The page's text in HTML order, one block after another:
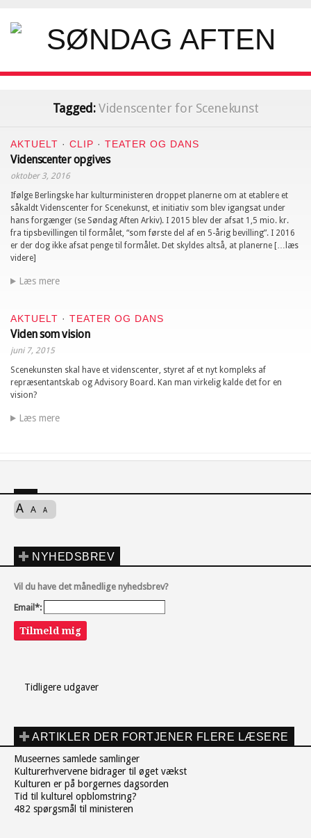
Tagged:Videnscenter for Scenekunst
AKTUELT · CLIP · TEATER OG DANS
Videnscenter opgives
oktober 3, 2016
Ifølge Berlingske har kulturministeren droppet planerne om at etablere et
såkaldt Videnscenter for Scenekunst, et initiativ som blev igangsat under
hans forgænger (se Søndag Aften Arkiv). I 2015 blev der afsat 1,5 mio. kr.
fra tipsbevillingen til formålet, “som første del af en 5-årig bevilling”. I 2016
er der dog ikke afsat penge til formålet. Det skyldes altså, at planerne […læs
videre]
Læs mere
AKTUELT · TEATER OG DANS
Viden som vision
juni 7, 2015
Scenekunsten skal have et videnscenter, styret af et nyt kompleks af
repræsentantskab og Advisory Board. Kan man virkelig kalde det for en
vision?
Læs mere
A A A
NYHEDSBREV
Vil du have det månedlige nyhedsbrev?
Email*:
Tilmeld mig
Tidligere udgaver
ARTIKLER DER FORTJENER FLERE LÆSERE
Museernes samlede samlinger
Kulturerhvervene bidrager til øget vækst
Kulturen er på borgernes dagsorden
Tid til kulturel opblomstring?
482 spørgsmål til ministeren